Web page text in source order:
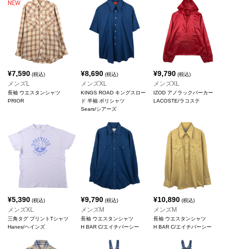
¥7,590 (税込)
メンズL
長袖 ウエスタンシャツ
PRIOR
¥8,690(税込)
メンズXL
KINGS ROAD キングスロー
ド 半袖 ポリシャツ
Sears/シアーズ
¥9,790 (税込)
メンズXL
IZOD アノラックパーカー
LACOSTE/ラコステ
¥5,390 (税込)
メンズXL
三角タグ プリントTシャツ
Hanes/ヘインズ
¥9,790(税込)
メンズM
長袖 ウエスタンシャツ
H BAR C/エイチバーシー
¥10,890 (税込)
メンズM
長袖 ウエスタンシャツ
H BAR C/エイチバーシー